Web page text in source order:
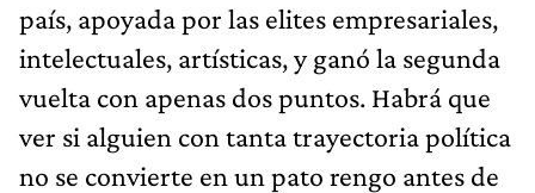
país, apoyada por las elites empresariales,
intelectuales, artísticas, y ganó la segunda
vuelta con apenas dos puntos. Habrá que
ver si alguien con tanta trayectoria política
no se convierte en un pato rengo antes de